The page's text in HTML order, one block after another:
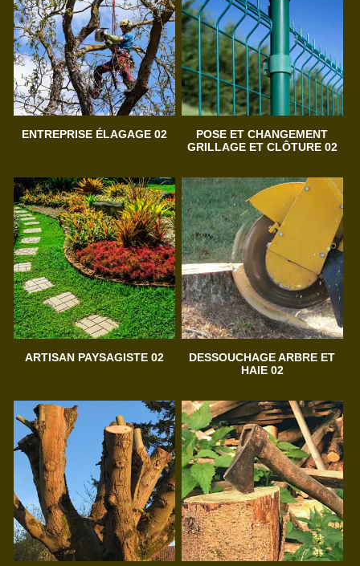
ENTREPRISE ÉLAGAGE 02
POSE ET CHANGEMENT
GRILLAGE ET CLÔTURE 02
ARTISAN PAYSAGISTE 02
DESSOUCHAGE ARBRE ET
HAIE 02